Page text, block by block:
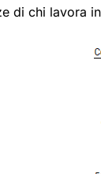
di chi lavora